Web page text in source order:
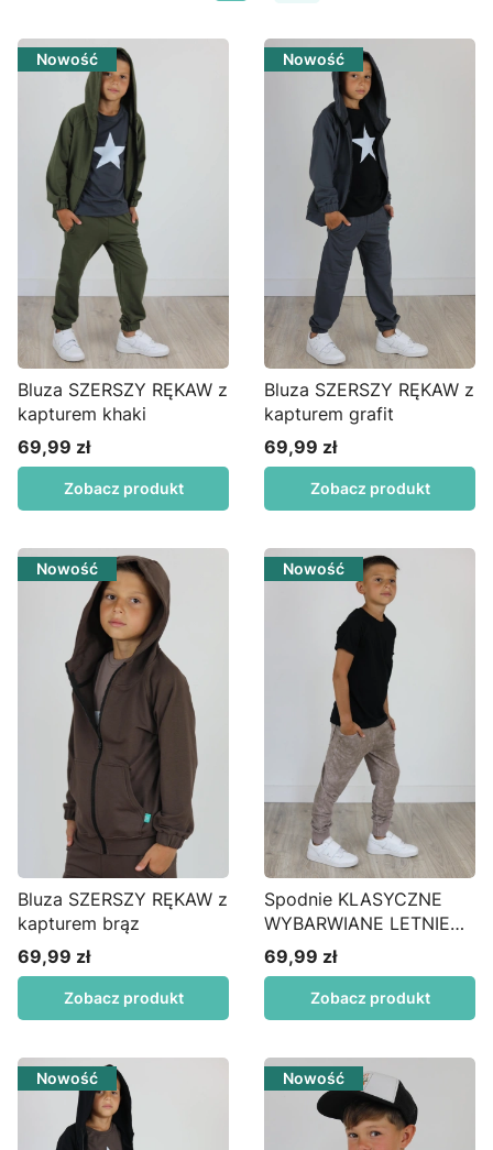
Nowość
Bluza SZERSZY RĘKAW z
kapturem khaki
Cena
69,99 zł
Zobacz produkt
Nowość
Bluza SZERSZY RĘKAW z
kapturem grafit
Cena
69,99 zł
Zobacz produkt
Nowość
Bluza SZERSZY RĘKAW z
kapturem brąz
Cena
69,99 zł
Zobacz produkt
Nowość
Spodnie KLASYCZNE
WYBARWIANE LETNIE
beżowe S24wm
Cena
69,99 zł
Zobacz produkt
Nowość Nowość